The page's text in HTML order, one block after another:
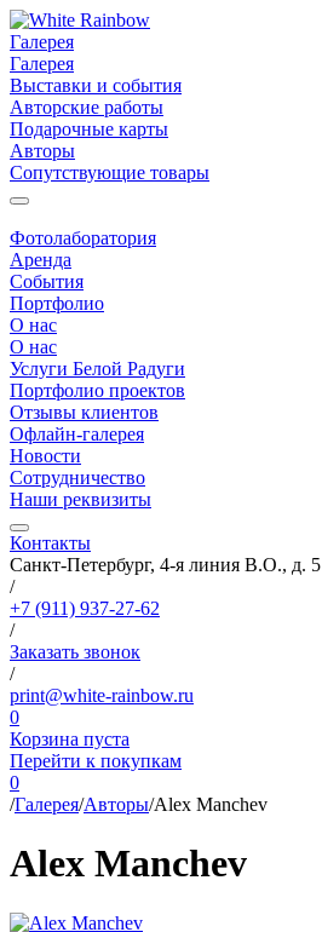
Галерея
Галерея
Выставки и события
Авторские работы
Подарочные карты
Авторы
Сопутствующие товары
Фотолаборатория
Аренда
События
Портфолио
О нас
О нас
Услуги Белой Радуги
Портфолио проектов
Отзывы клиентов
Офлайн-галерея
Новости
Сотрудничество
Наши реквизиты
Контакты
Санкт-Петербург, 4-я линия В.О., д. 5
/
+7 (911) 937-27-62
/
Заказать звонок
/
print@white-rainbow.ru
0
Корзина пуста
Перейти к покупкам
0
/Галерея/Авторы/Alex Manchev
Alex Manchev